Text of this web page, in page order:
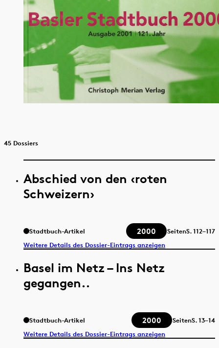
45 Dossiers
Abschied von den ‹roten
Schweizern›
Stadtbuch-Artikel 2000 SeitenS.112–117
Weitere Details des Dossier-Eintrags anzeigen
Basel im Netz – Ins Netz
gegangen..
Stadtbuch-Artikel 2000 SeitenS.13–14
Weitere Details des Dossier-Eintrags anzeigen